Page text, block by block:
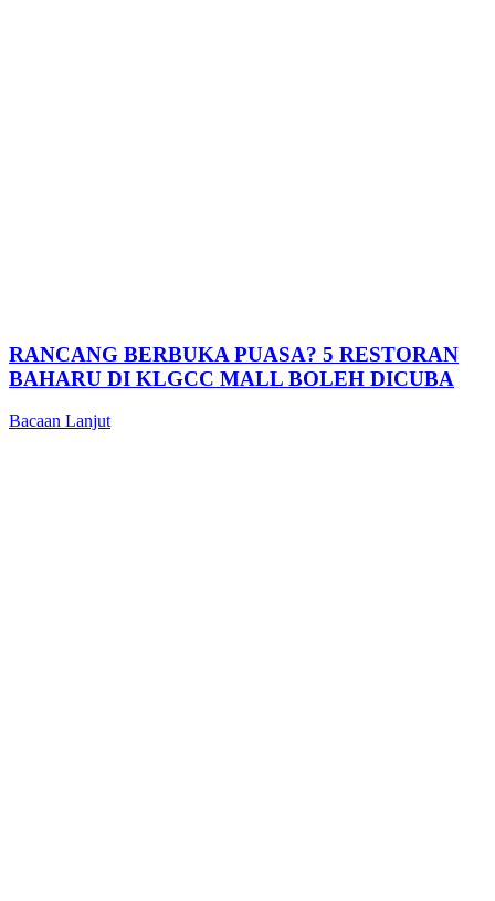
RANCANG BERBUKA PUASA? 5 RESTORAN
BAHARU DI KLGCC MALL BOLEH DICUBA
Bacaan Lanjut